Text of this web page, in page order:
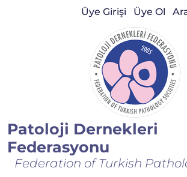
Patoloji Dernekleri
Federasyonu
Federation of Turkish
Üye Girişi Üye Ol